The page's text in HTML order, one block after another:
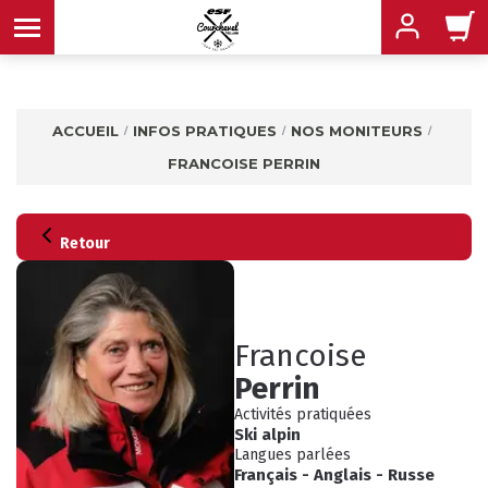
INFOS PRATIQUES
CONSEILS
MENU
MENU
MENU
MENU
ACCUEIL INFOS PRATIQUES
NOS MONITEURS
FRANCOISE PERRIN
Retour
Francoise
Perrin
Activités pratiquées
Ski alpin
Langues parlées
Français - Anglais - Russe